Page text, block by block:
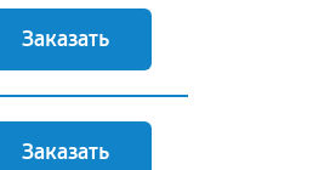
Заказать
Заказать